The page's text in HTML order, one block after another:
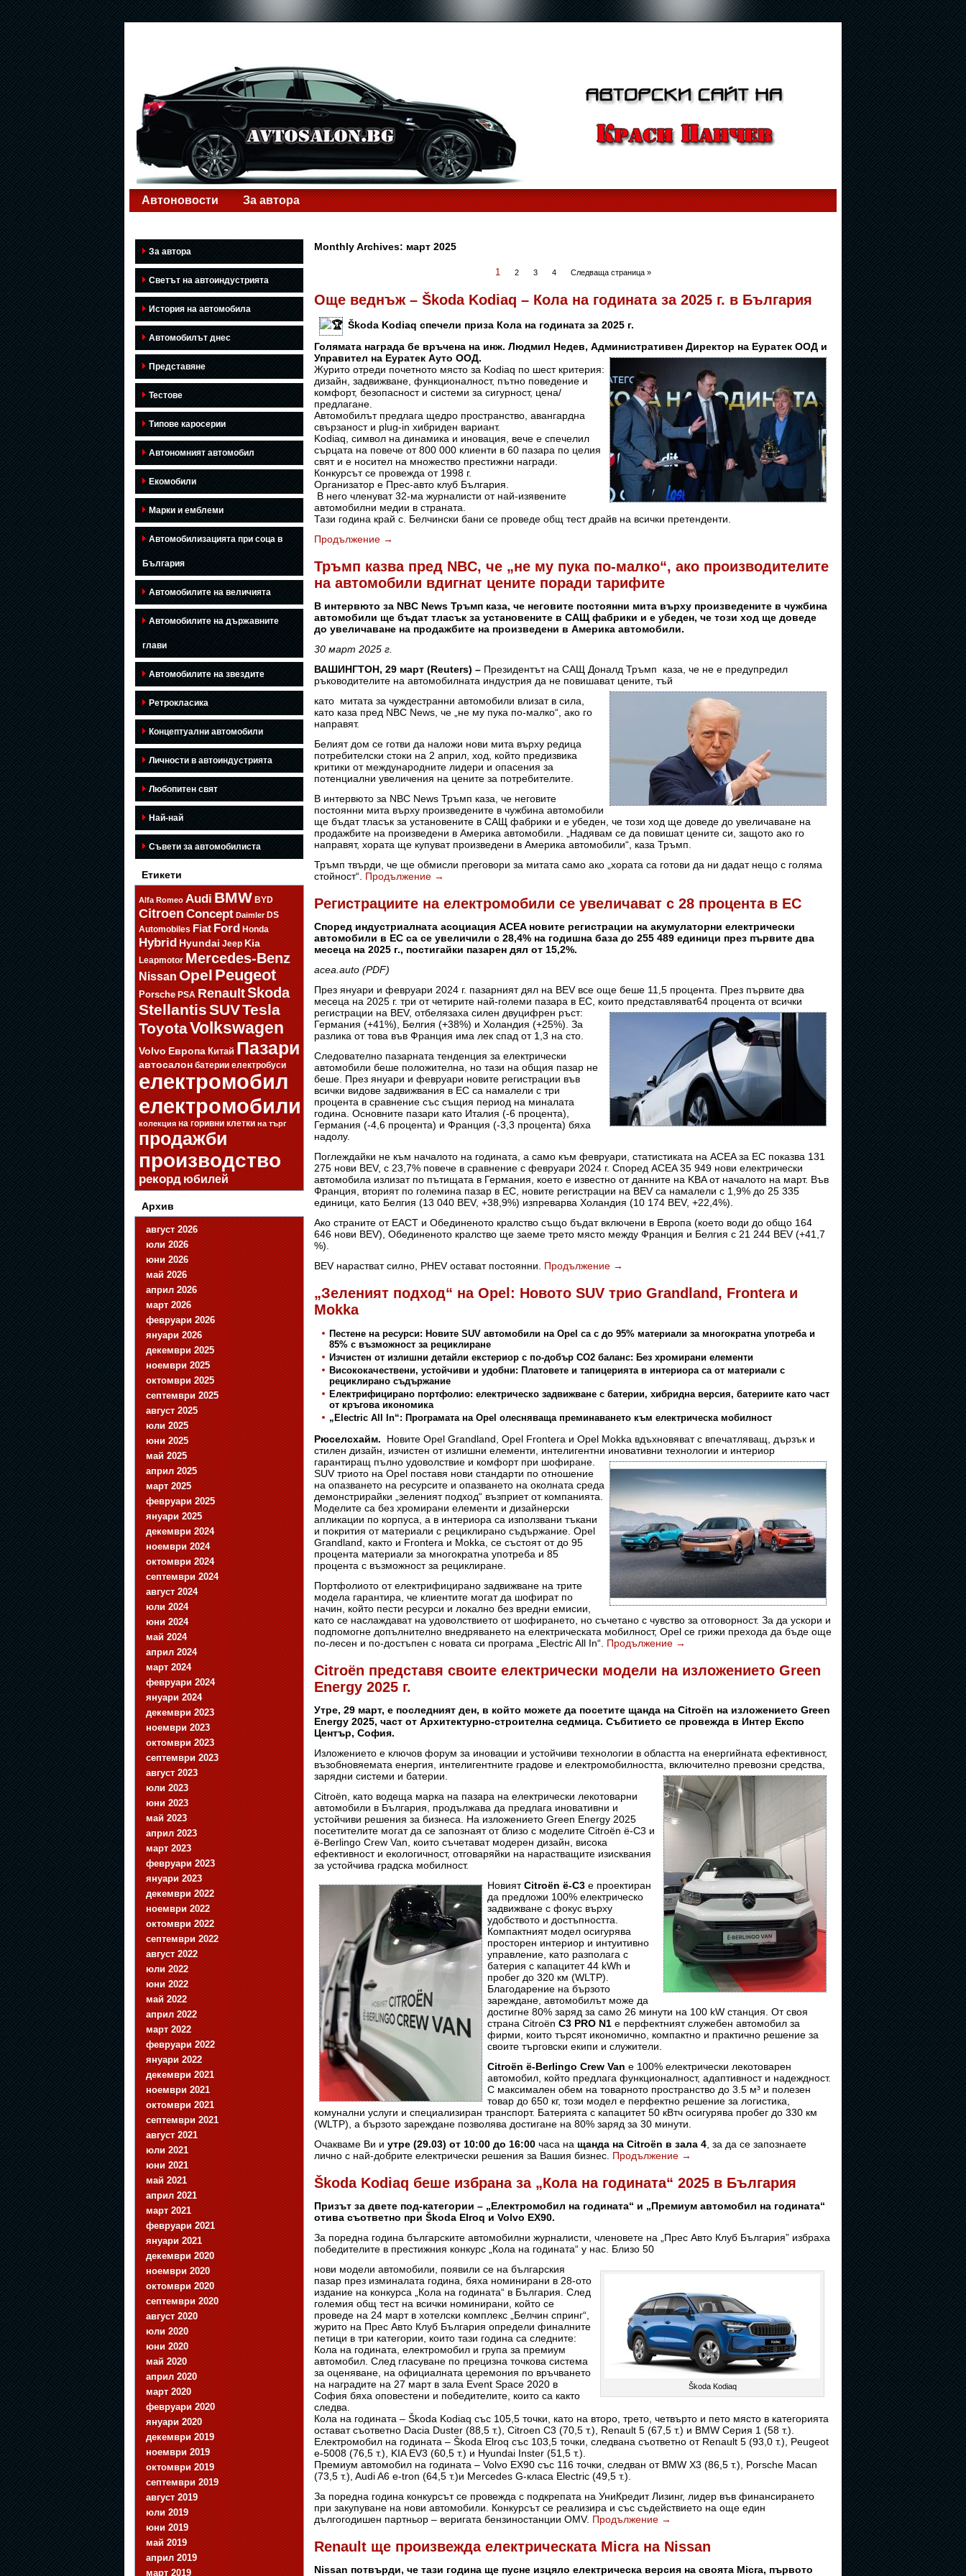
Автоновости За автора
За автора
Светът на автоиндустрията
История на автомобила
Автомобилът днес
Представяне
Тестове
Типове каросерии
Автономният автомобил
Екомобили
Марки и емблеми
Автомобилизацията при соца в
България
Автомобилите на величията
Автомобилите на държавните
глави
Автомобилите на звездите
Ретрокласика
Концептуални автомобили
Личности в автоиндустрията
Любопитен свят
Най-най
Съвети за автомобилиста
Етикети
Alfa Romeo Audi BMW BYD
Citroen Concept Daimler DS
Automobiles Fiat Ford Honda
HybridHyundai Jeep Kia
Leapmotor Mercedes-Benz
Nissan Opel Peugeot
Porsche PSA RenaultSkoda
StellantisSUVTesla
ToyotaVolkswagen
Volvo Европа Китай Пазари
автосалон батерии електробуси
електромобил
електромобили
колекция на горивни клетки на търг
продажби
производство
рекорд юбилей
Архив
август 2026
юли 2026
юни 2026
май 2026
април 2026
март 2026
февруари 2026
януари 2026
декември 2025
ноември 2025
октомври 2025
септември 2025
август 2025
юли 2025
юни 2025
май 2025
април 2025
март 2025
февруари 2025
януари 2025
декември 2024
ноември 2024
октомври 2024
септември 2024
август 2024
юли 2024
юни 2024
май 2024
април 2024
март 2024
февруари 2024
януари 2024
декември 2023
ноември 2023
октомври 2023
септември 2023
август 2023
юли 2023
юни 2023
май 2023
април 2023
март 2023
февруари 2023
януари 2023
декември 2022
ноември 2022
октомври 2022
септември 2022
август 2022
юли 2022
юни 2022
май 2022
април 2022
март 2022
февруари 2022
януари 2022
декември 2021
ноември 2021
октомври 2021
септември 2021
август 2021
юли 2021
юни 2021
май 2021
април 2021
март 2021
февруари 2021
януари 2021
декември 2020
ноември 2020
октомври 2020
септември 2020
август 2020
юли 2020
юни 2020
май 2020
април 2020
март 2020
февруари 2020
януари 2020
декември 2019
ноември 2019
октомври 2019
септември 2019
август 2019
юли 2019
юни 2019
май 2019
април 2019
март 2019
Monthly Archives: март 2025
1 2 3 4 Следваща страница »
Още веднъж – Škoda Kodiaq – Кола на годината за 2025 г. в България
Škoda Kodiaq спечели приза Кола на годината за 2025 г.
Голямата награда бе връчена на инж. Людмил Недев, Административен Директор на Еуратек ООД и
Управител на Еуратек Ауто ООД.
Журито отреди почетното място за Kodiaq по шест критерия:
дизайн, задвижване, функционалност, пътно поведение и
комфорт, безопасност и системи за сигурност, цена/
предлагане.
Автомобилът предлага щедро пространство, авангардна
свързаност и plug-in хибриден вариант.
Kodiaq, символ на динамика и иновация, вече е спечелил
сърцата на повече от 800 000 клиенти в 60 пазара по целия
свят и е носител на множество престижни награди.
Конкурсът се провежда от 1998 г.
Организатор е Прес-авто клуб България.
В него членуват 32-ма журналисти от най-изявените
автомобилни медии в страната.
Тази година край с. Белчински бани се проведе общ тест драйв на всички претенденти.
Продължение →
Тръмп казва пред NBC, че „не му пука по-малко“, ако производителите
на автомобили вдигнат цените поради тарифите
В интервюто за NBC News Тръмп каза, че неговите постоянни мита върху произведените в чужбина
автомобили ще бъдат тласък за установените в САЩ фабрики и е убеден, че този ход ще доведе
до увеличаване на продажбите на произведени в Америка автомобили.
30 март 2025 г.
ВАШИНГТОН, 29 март (Reuters) – Президентът на САЩ Доналд Тръмп каза, че не е предупредил
ръководителите на автомобилната индустрия да не повишават цените, тъй
като митата за чуждестранни автомобили влизат в сила,
като каза пред NBC News, че „не му пука по-малко“, ако го
направят.
Белият дом се готви да наложи нови мита върху редица
потребителски стоки на 2 април, ход, който предизвика
критики от международните лидери и опасения за
потенциални увеличения на цените за потребителите.
В интервюто за NBC News Тръмп каза, че неговите
постоянни мита върху произведените в чужбина автомобили
ще бъдат тласък за установените в САЩ фабрики и е убеден, че този ход ще доведе до увеличаване на
продажбите на произведени в Америка автомобили. „Надявам се да повишат цените си, защото ако го
направят, хората ще купуват произведени в Америка автомобили“, каза Тръмп.
Тръмп твърди, че ще обмисли преговори за митата само ако „хората са готови да ни дадат нещо с голяма
стойност“. Продължение →
Регистрациите на електромобили се увеличават с 28 процента в ЕС
Според индустриалната асоциация ACEA новите регистрации на акумулаторни електрически
автомобили в ЕС са се увеличили с 28,4% на годишна база до 255 489 единици през първите два
месеца на 2025 г., постигайки пазарен дял от 15,2%.
acea.auto (PDF)
През януари и февруари 2024 г. пазарният дял на BEV все още беше 11,5 процента. През първите два
месеца на 2025 г. три от четирите най-големи пазара в ЕС, които представляват64 процента от всички
регистрации на BEV, отбелязаха силен двуцифрен ръст:
Германия (+41%), Белгия (+38%) и Холандия (+25%). За
разлика от това във Франция има лек спад от 1,3 на сто.
Следователно пазарната тенденция за електрически
автомобили беше положителна, но тази на общия пазар не
беше. През януари и февруари новите регистрации във
всички видове задвижвания в ЕС са намалели с три
процента в сравнение със същия период на миналата
година. Основните пазари като Италия (-6 процента),
Германия (-4,6 процента) и Франция (-3,3 процента) бяха
надолу.
Поглеждайки не към началото на годината, а само към февруари, статистиката на ACEA за ЕС показва 131
275 нови BEV, с 23,7% повече в сравнение с февруари 2024 г. Според ACEA 35 949 нови електрически
автомобила излизат по пътищата в Германия, което е известно от данните на KBA от началото на март. Във
Франция, вторият по големина пазар в ЕС, новите регистрации на BEV са намалели с 1,9% до 25 335
единици, като Белгия (13 040 BEV, +38,9%) изпреварва Холандия (10 174 BEV, +22,4%).
Ако страните от ЕАСТ и Обединеното кралство също бъдат включени в Европа (което води до общо 164
646 нови BEV), Обединеното кралство ще заеме трето място между Франция и Белгия с 21 244 BEV (+41,7
%).
BEV нарастват силно, PHEV остават постоянни. Продължение →
„Зеленият подход“ на Opel: Новото SUV трио Grandland, Frontera и
Mokka
Пестене на ресурси: Новите SUV автомобили на Opel са с до 95% материали за многократна употреба и
85% с възможност за рециклиране
Изчистен от излишни детайли екстериор с по-добър CO2 баланс: Без хромирани елементи
Висококачествени, устойчиви и удобни: Платовете и тапицерията в интериора са от материали с
рециклирано съдържание
Електрифицирано портфолио: електрическо задвижване с батерии, хибридна версия, батериите като част
от кръгова икономика
„Electric All In“: Програмата на Opel олесняваща преминаването към електрическа мобилност
Рюселсхайм. Новите Opel Grandland, Opel Frontera и Opel Mokka вдъхновяват с впечатляващ, дързък и
стилен дизайн, изчистен от излишни елементи, интелигентни иновативни технологии и интериор
гарантиращ пълно удоволствие и комфорт при шофиране.
SUV триото на Opel поставя нови стандарти по отношение
на опазването на ресурсите и опазването на околната среда
демонстрирайки „зеленият подход“ възприет от компанията.
Моделите са без хромирани елементи и дизайнерски
апликации по корпуса, а в интериора са използвани тъкани
и покрития от материали с рециклирано съдържание. Opel
Grandland, както и Frontera и Mokka, се състоят от до 95
процента материали за многократна употреба и 85
процента с възможност за рециклиране.
Портфолиото от електрифицирано задвижване на трите
модела гарантира, че клиентите могат да шофират по
начин, който пести ресурси и локално без вредни емисии,
като се наслаждават на удоволствието от шофирането, но съчетано с чувство за отговорност. За да ускори и
подпомогне допълнително внедряването на електрическата мобилност, Opel се грижи прехода да бъде още
по-лесен и по-достъпен с новата си програма „Electric All In“. Продължение →
Citroën представя своите електрически модели на изложението Green
Energy 2025 г.
Утре, 29 март, е последният ден, в който можете да посетите щанда на Citroën на изложението Green
Energy 2025, част от Архитектурно-строителна седмица. Събитието се провежда в Интер Експо
Център, София.
Изложението е ключов форум за иновации и устойчиви технологии в областта на енергийната ефективност,
възобновяемата енергия, интелигентните градове и електромобилността,
включително превозни средства,
зарядни системи и батерии.
Citroën, като водеща марка на пазара на електрически лекотоварни
автомобили в България, продължава да предлага иновативни и
устойчиви решения за бизнеса. На изложението Green Energy 2025
посетителите могат да се запознаят от близо с моделите Citroën ë-C3 и
ë-Berlingo Crew Van, които съчетават модерен дизайн, висока
ефективност и екологичност, отговаряйки на нарастващите изисквания
за устойчива градска мобилност.
НовиятCitroën ë-C3 е проектиран
да предложи 100% електрическо
задвижване с фокус върху
удобството и достъпността.
Компактният модел осигурява
просторен интериор и интуитивно
управление, като разполага с
батерия с капацитет 44 kWh и
пробег до 320 км (WLTP).
Благодарение на бързото
зареждане, автомобилът може да
достигне 80% заряд за само 26 минути на 100 kW станция. Oт своя
страна Citroën C3 PRO N1 е перфектният служебен автомобил за
фирми, които търсят икономично, компактно и практично решение за
своите търговски екипи и служители.
Citroën ë-Berlingo Crew Van е 100% електрически лекотоварен
автомобил, който предлага функционалност, адаптивност и надеждност.
С максимален обем на товарното пространство до 3.5 м³ и полезен
товар до 650 кг, този модел е перфектно решение за логистика,
комунални услуги и специализиран транспорт. Батерията с капацитет 50 кВтч осигурява пробег до 330 км
(WLTP), а бързото зареждане позволява достигане на 80% заряд за 30 минути.
Очакваме Ви и утре (29.03) от 10:00 до 16:00 часа на щанда на Citroën в зала 4 , за да се запознаете
лично с най-добрите електрически решения за Вашия бизнес. Продължение →
Škoda Kodiaq беше избрана за „Кола на годината“ 2025 в България
Призът за двете под-категории – „Електромобил на годината“ и „Премиум автомобил на годината“
отива съответно при Škoda Elroq и Volvo EX90.
За поредна година българските автомобилни журналисти, членовете на „Прес Авто Клуб България” избраха
победителите в престижния конкурс „Кола на годината“ у нас. Близо 50
Škoda Kodiaq
нови модели автомобили, появили се на българския
пазар през изминалата година, бяха номинирани в 28-ото
издание на конкурса „Кола на годината“ в България. След
големия общ тест на всички номинирани, който се
проведе на 24 март в хотелски комплекс „Белчин спринг“,
журито на Прес Авто Клуб България определи финалните
петици в три категории, които тази година са следните:
Кола на годината, електромобил и група за премиум
автомобил. След гласуване по прецизна точкова система
за оценяване, на официалната церемония по връчването
на наградите на 27 март в зала Event Space 2020 в
София бяха оповестени и победителите, които са както
следва.
Кола на годината – Škoda Kodiaq със 105,5 точки, като на второ, трето, четвърто и пето място в категорията
остават съответно Dacia Duster (88,5 т.), Citroen C3 (70,5 т.), Renault 5 (67,5 т.) и BMW Серия 1 (58 т.).
Eлектромобил на годината – Škoda Elroq със 103,5 точки, следвана съответно от Renault 5 (93,0 т.), Peugeot
e-5008 (76,5 т.), KIA EV3 (60,5 т.) и Hyundai Inster (51,5 т.).
Премиум автомобил на годината – Volvo EX90 със 116 точки, следван от BMW X3 (86,5 т.), Porsche Macan
(73,5 т.), Audi A6 e-tron (64,5 т.)и Mercedes G-класа Electric (49,5 т.).
За поредна година конкурсът се провежда с подкрепата на УниКредит Лизинг, лидер във финансирането
при закупуване на нови автомобили. Конкурсът се реализира и със съдействието на още един
дългогодишен партньор – веригата бензиностанции OMV. Продължение →
Renault ще произвежда електрическата Micra на Nissan
Nissan потвърди, че тази година ще пусне изцяло електрическа версия на своята Micra, първото